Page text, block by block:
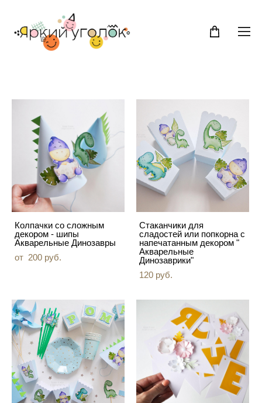
Колпачки со сложным
декором - шипы
Акварельные Динозавры
от 200 pуб.
Стаканчики для
сладостей или попкорна с
напечатанным декором "
Акварельные
Динозаврики"
120 pуб.